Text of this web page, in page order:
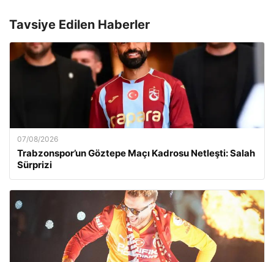
Tavsiye Edilen Haberler
07/08/2026
Trabzonspor’un Göztepe Maçı Kadrosu Netleşti: Salah
Sürprizi